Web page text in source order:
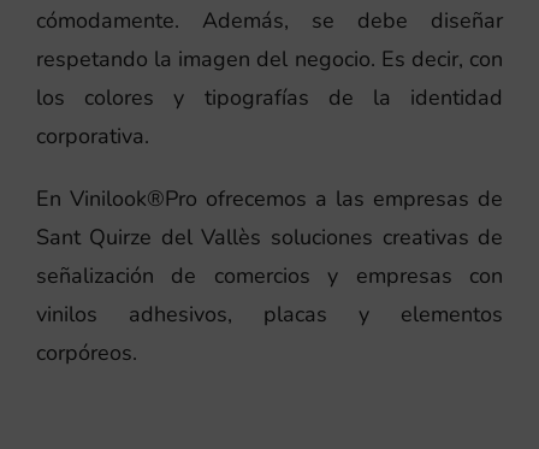
cómodamente. Además, se debe diseñar
respetando la imagen del negocio. Es decir, con
los colores y tipografías de la identidad
corporativa.
En Vinilook®Pro ofrecemos a las empresas de
Sant Quirze del Vallès soluciones creativas de
señalización de comercios y empresas con
vinilos adhesivos, placas y elementos
corpóreos.